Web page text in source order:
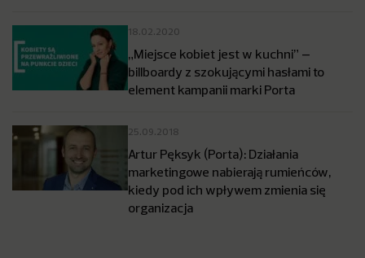
18.02.2020
„Miejsce kobiet jest w kuchni” –
billboardy z szokującymi hasłami to
element kampanii marki Porta
25.09.2018
Artur Pęksyk (Porta): Działania
marketingowe nabierają rumieńców,
kiedy pod ich wpływem zmienia się
organizacja